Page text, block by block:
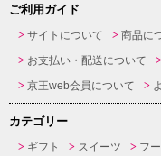
ご利用ガイド
サイトについて 商品に
お支払い・配送について
京王web会員について
カテゴリー
ギフト スイーツ フ